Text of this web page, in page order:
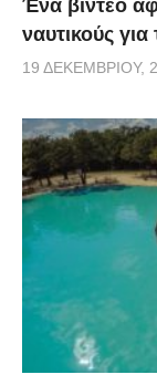
Ένα βίντεο
ναυτικούς
19 ΔΕΚΕΜΒΡΊΟΥ,